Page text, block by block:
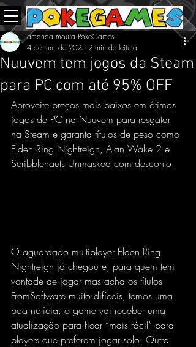
Nuuvem tem jogos da Steam
para PC com até 95% OFF
amanda.moura.PokeGames
4 de jun. de 2025 2 min de leitura
Aproveite preços mais baixos em ótimos
jogos de PC na Nuuvem para resgatar
na Steam e garanta títulos de peso como
Elden Ring Nightreign, Alan Wake 2 e
Scribblenauts Unmasked com desconto.
O aguardado multiplayer Elden Ring
Nightreign já chegou e, para quem tem
vontade de jogar mas acha os títulos
FromSoftware muito difíceis, temos uma
boa notícia: o game vai receber uma
atualização para ficar “mais fácil” para
players que preferem jogar solo. Outra